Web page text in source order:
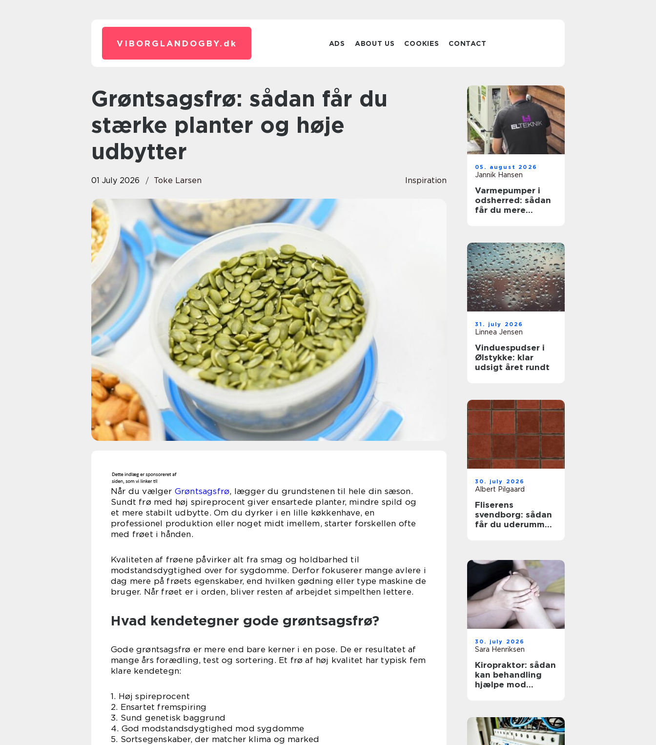
VIBORGLANDOGBY. dk ADS ABOUT US COOKIES CONTACT
Grøntsagsfrø: sådan får du
stærke planter og høje
udbytter
01 July 2026 Toke Larsen Inspiration
Når du vælger Grøntsagsfrø, lægger du grundstenen til hele din sæson.
Sundt frø med høj spireprocent giver ensartede planter, mindre spild og
et mere stabilt udbytte. Om du dyrker i en lille køkkenhave, en
professionel produktion eller noget midt imellem, starter forskellen ofte
med frøet i hånden.
Kvaliteten af frøene påvirker alt fra smag og holdbarhed til
modstandsdygtighed over for sygdomme. Derfor fokuserer mange avlere i
dag mere på frøets egenskaber, end hvilken gødning eller type maskine de
bruger. Når frøet er i orden, bliver resten af arbejdet simpelthen lettere.
Hvad kendetegner gode grøntsagsfrø?
Gode grøntsagsfrø er mere end bare kerner i en pose. De er resultatet af
mange års forædling, test og sortering. Et frø af høj kvalitet har typisk fem
klare kendetegn:
1. Høj spireprocent
2. Ensartet fremspiring
3. Sund genetisk baggrund
4. God modstandsdygtighed mod sygdomme
5. Sortsegenskaber, der matcher klima og marked
05. august 2026
Jannik Hansen
Varmepumper i
odsherred: sådan
får du mere
31. july 2026
Linnea Jensen
Vinduespudser i
Ølstykke: klar
udsigt året rundt
30. july 2026
Albert Pilgaard
Fliserens
svendborg: sådan
får du uderummet
30. july 2026
Sara Henriksen
Kiropraktor: sådan
kan behandling
hjælpe mod